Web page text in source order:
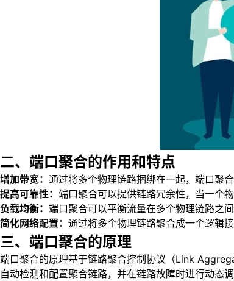
二、端口聚合的作用和特点
增加带宽： 通过将多个物理链路捆绑在一起，端口聚
提高可靠性： 端口聚合可以提供链路冗余性，当一个
负载均衡： 端口聚合可以平衡流量在多个物理链路之
简化网络配置： 通过将多个物理链路聚合成一个逻辑
三、端口聚合的原理
端口聚合的原理基于链路聚合控制协议（Link
自动检测和配置聚合链路，并在链路故障时进行动态调